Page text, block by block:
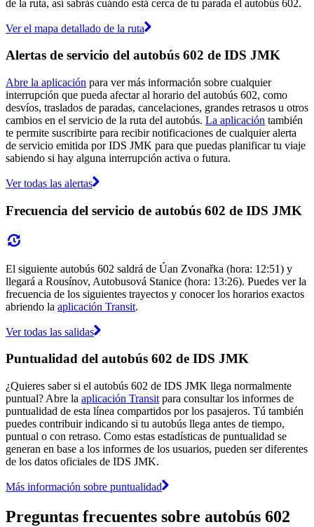
de la ruta, así sabrás cuándo está cerca de tu parada el autobús 602.
Ver el mapa detallado de la ruta
Alertas de servicio del autobús 602 de IDS JMK
Abre la aplicación para ver más información sobre cualquier
interrupción que pueda afectar al horario del autobús 602, como
desvíos, traslados de paradas, cancelaciones, grandes retrasos u otros
cambios en el servicio de la ruta del autobús. La aplicación también
te permite suscribirte para recibir notificaciones de cualquier alerta
de servicio emitida por IDS JMK para que puedas planificar tu viaje
sabiendo si hay alguna interrupción activa o futura.
Ver todas las alertas
Frecuencia del servicio de autobús 602 de IDS JMK
El siguiente autobús 602 saldrá de Úan Zvonařka (hora: 12:51) y
llegará a Rousínov, Autobusová Stanice (hora: 13:26). Puedes ver la
frecuencia de los siguientes trayectos y conocer los horarios exactos
abriendo la aplicación Transit.
Ver todas las salidas
Puntualidad del autobús 602 de IDS JMK
¿Quieres saber si el autobús 602 de IDS JMK llega normalmente
puntual? Abre la aplicación Transit para consultar los informes de
puntualidad de esta línea compartidos por los pasajeros. Tú también
puedes contribuir indicando si tu autobús llega antes de tiempo,
puntual o con retraso. Como estas estadísticas de puntualidad se
generan en base a los informes de los usuarios, pueden ser diferentes
de los datos oficiales de IDS JMK.
Más información sobre puntualidad
Preguntas frecuentes sobre autobús 602